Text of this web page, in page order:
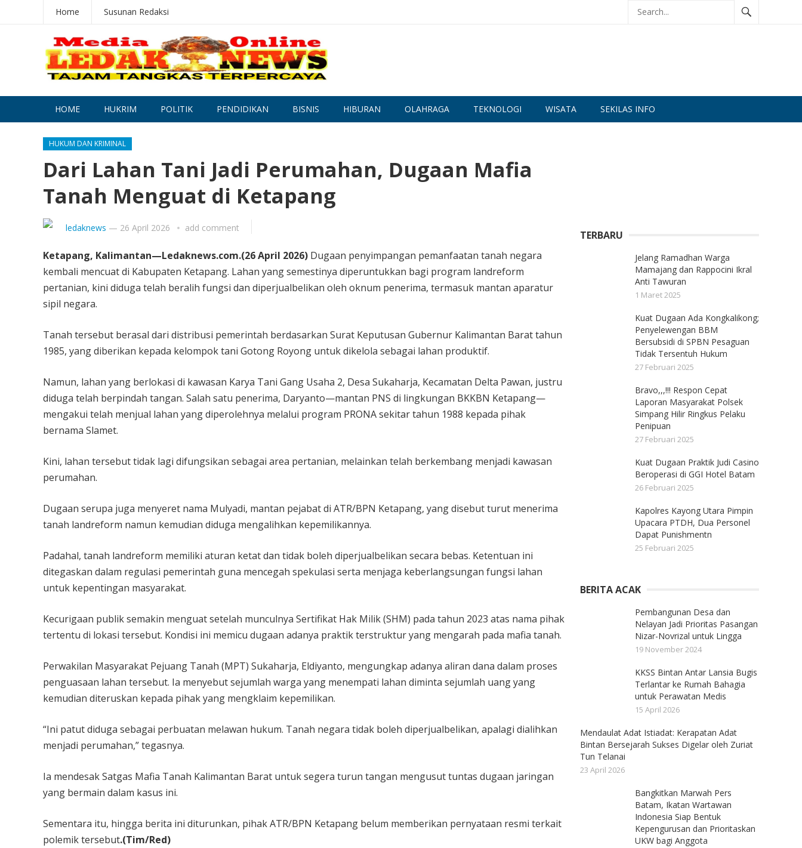
Home Susunan Redaksi
HOME HUKRIM POLITIK PENDIDIKAN BISNIS HIBURAN OLAHRAGA TEKNOLOGI WISATA SEKILAS INFO
HUKUM DAN KRIMINAL
Dari Lahan Tani Jadi Perumahan, Dugaan Mafia
Tanah Menguat di Ketapang
ledaknews — 26 April 2026 add comment
Ketapang, Kalimantan—Ledaknews.com.(26 April 2026) Dugaan penyimpangan pemanfaatan tanah negara
kembali mencuat di Kabupaten Ketapang. Lahan yang semestinya diperuntukkan bagi program landreform
pertanian, kini diduga telah beralih fungsi dan diperjualbelikan oleh oknum penerima, termasuk mantan aparatur
sipil negara.
Tanah tersebut berasal dari distribusi pemerintah berdasarkan Surat Keputusan Gubernur Kalimantan Barat tahun
1985, yang diberikan kepada kelompok tani Gotong Royong untuk dikelola sebagai lahan produktif.
Namun, lahan yang berlokasi di kawasan Karya Tani Gang Usaha 2, Desa Sukaharja, Kecamatan Delta Pawan, justru
diduga telah berpindah tangan. Salah satu penerima, Daryanto—mantan PNS di lingkungan BKKBN Ketapang—
mengakui telah menjual lahan yang diperolehnya melalui program PRONA sekitar tahun 1988 kepada pihak
bernama Slamet.
Kini, lahan tersebut tidak lagi difungsikan sebagai area pertanian, melainkan telah berkembang menjadi kawasan
perumahan.
Dugaan serupa juga menyeret nama Mulyadi, mantan pejabat di ATR/BPN Ketapang, yang disebut turut menerima
tanah landreform namun kemudian diduga mengalihkan kepemilikannya.
Padahal, tanah landreform memiliki aturan ketat dan tidak boleh diperjualbelikan secara bebas. Ketentuan ini
ditegaskan dalam regulasi pemerintah guna mencegah spekulasi serta menjaga keberlangsungan fungsi lahan
untuk kepentingan masyarakat.
Kecurigaan publik semakin menguat setelah munculnya Sertifikat Hak Milik (SHM) pada tahun 2023 atas nama pihak
tertentu di lokasi tersebut. Kondisi ini memicu dugaan adanya praktik terstruktur yang mengarah pada mafia tanah.
Perwakilan Masyarakat Pejuang Tanah (MPT) Sukaharja, Eldiyanto, mengungkap adanya aliran dana dalam proses
penguasaan lahan tersebut. Ia menyebut sejumlah warga yang menempati lahan diminta sejumlah uang yang
kemudian diteruskan kepada pihak yang mengklaim kepemilikan.
“Ini patut diduga sebagai perbuatan melawan hukum. Tanah negara tidak boleh diperjualbelikan, apalagi dialihkan
menjadi perumahan,” tegasnya.
Ia mendesak Satgas Mafia Tanah Kalimantan Barat untuk segera turun tangan mengusut tuntas dugaan jaringan
yang bermain dalam kasus ini.
Sementara itu, hingga berita ini diturunkan, pihak ATR/BPN Ketapang belum memberikan pernyataan resmi terkait
polemik tersebut.(Tim/Red)
TERBARU
Jelang Ramadhan Warga
Mamajang dan Rappocini Ikral
Anti Tawuran
1 Maret 2025
Kuat Dugaan Ada Kongkalikong;
Penyelewengan BBM
Bersubsidi di SPBN Pesaguan
Tidak Tersentuh Hukum
27 Februari 2025
Bravo,,,!!! Respon Cepat
Laporan Masyarakat Polsek
Simpang Hilir Ringkus Pelaku
Penipuan
27 Februari 2025
Kuat Dugaan Praktik Judi Casino
Beroperasi di GGI Hotel Batam
26 Februari 2025
Kapolres Kayong Utara Pimpin
Upacara PTDH, Dua Personel
Dapat Punishmentn
25 Februari 2025
BERITA ACAK
Pembangunan Desa dan
Nelayan Jadi Prioritas Pasangan
Nizar-Novrizal untuk Lingga
19 November 2024
KKSS Bintan Antar Lansia Bugis
Terlantar ke Rumah Bahagia
untuk Perawatan Medis
15 April 2026
Mendaulat Adat Istiadat: Kerapatan Adat
Bintan Bersejarah Sukses Digelar oleh Zuriat
Tun Telanai
23 April 2026
Bangkitkan Marwah Pers
Batam, Ikatan Wartawan
Indonesia Siap Bentuk
Kepengurusan dan Prioritaskan
UKW bagi Anggota